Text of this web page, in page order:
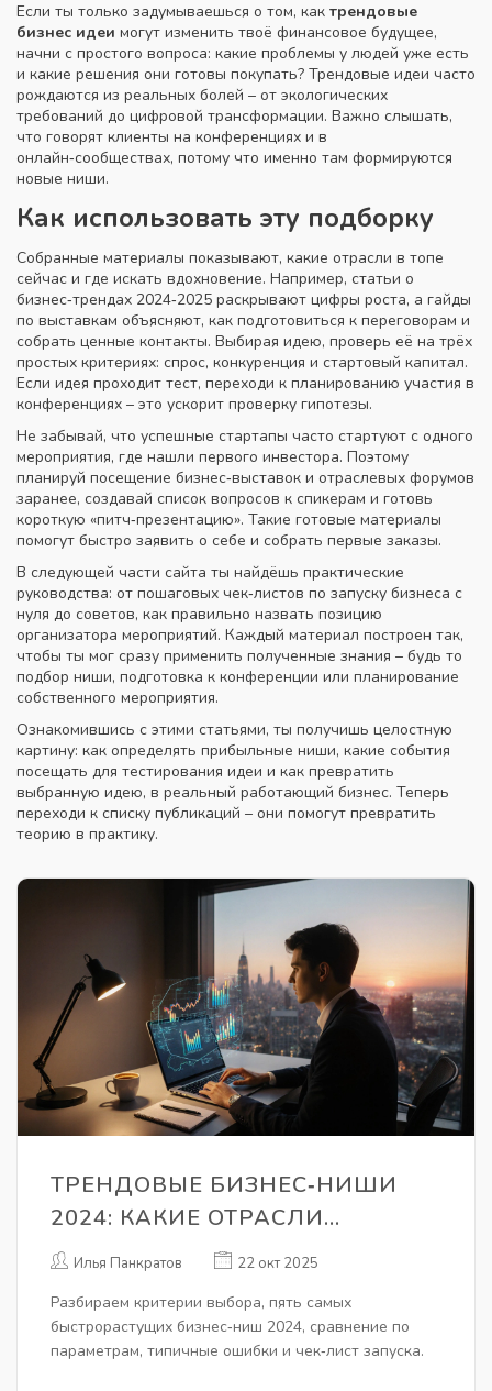
Если ты только задумываешься о том, как трендовые
бизнес идеи могут изменить твоё финансовое будущее,
начни с простого вопроса: какие проблемы у людей уже есть
и какие решения они готовы покупать? Трендовые идеи часто
рождаются из реальных болей – от экологических
требований до цифровой трансформации. Важно слышать,
что говорят клиенты на конференциях и в
онлайн‑сообществах, потому что именно там формируются
новые ниши.
Как использовать эту подборку
Собранные материалы показывают, какие отрасли в топе
сейчас и где искать вдохновение. Например, статьи о
бизнес‑трендах 2024‑2025 раскрывают цифры роста, а гайды
по выставкам объясняют, как подготовиться к переговорам и
собрать ценные контакты. Выбирая идею, проверь её на трёх
простых критериях: спрос, конкуренция и стартовый капитал.
Если идея проходит тест, переходи к планированию участия в
конференциях – это ускорит проверку гипотезы.
Не забывай, что успешные стартапы часто стартуют с одного
мероприятия, где нашли первого инвестора. Поэтому
планируй посещение бизнес‑выставок и отраслевых форумов
заранее, создавай список вопросов к спикерам и готовь
короткую «питч‑презентацию». Такие готовые материалы
помогут быстро заявить о себе и собрать первые заказы.
В следующей части сайта ты найдёшь практические
руководства: от пошаговых чек‑листов по запуску бизнеса с
нуля до советов, как правильно назвать позицию
организатора мероприятий. Каждый материал построен так,
чтобы ты мог сразу применить полученные знания – будь то
подбор ниши, подготовка к конференции или планирование
собственного мероприятия.
Ознакомившись с этими статьями, ты получишь целостную
картину: как определять прибыльные ниши, какие события
посещать для тестирования идеи и как превратить
выбранную идею, в реальный работающий бизнес. Теперь
переходи к списку публикаций – они помогут превратить
теорию в практику.
ТРЕНДОВЫЕ БИЗНЕС‑НИШИ
2024: КАКИЕ ОТРАСЛИ
ОБЕЩАЮТ РОСТ
Илья Панкратов 22 окт 2025
Разбираем критерии выбора, пять самых
быстрорастущих бизнес‑ниш 2024, сравнение по
параметрам, типичные ошибки и чек‑лист запуска.